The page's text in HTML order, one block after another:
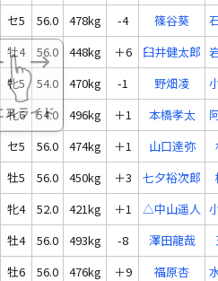
セ5 56.0 478kg -4 篠谷葵
牡4 56.0 448kg ＋6 臼井健太郎
牝5 54.0 470kg -1 野畑凌
牝6 54.0 496kg ＋1 本橋孝太
セ5 56.0 474kg ＋1 山口達弥
牡5 56.0 450kg ＋3 七夕裕次郎
牝4 52.0 421kg ＋1 △中山遥人
牡4 56.0 493kg -8 澤田龍哉
牡6 56.0 476kg ＋9 福原杏